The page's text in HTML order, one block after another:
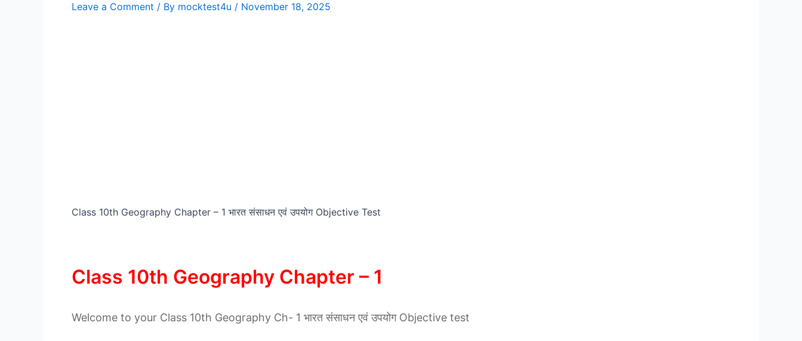
Leave a Comment / By mocktest4u / November 18, 2025
Class 10th Geography Chapter – 1 भारत संसाधन एवं उपयोग Objective Test
Class 10th Geography Chapter – 1
Welcome to your Class 10th Geography Ch- 1 भारत संसाधन एवं उपयोग Objective test